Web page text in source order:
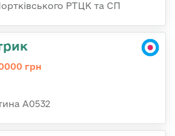
РТЦК та СП
грн
А0532